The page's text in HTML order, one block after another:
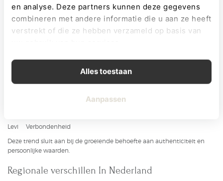
en analyse. Deze partners kunnen deze gegevens
combineren met andere informatie die u aan ze heeft
verstrekt of die ze hebben verzameld op basis van
Alles toestaan
Aanpassen
Duurzaamheid en betekenisvolle namen
Felix
Gelukkig
Levi
Verbondenheid
Deze trend sluit aan bij de groeiende behoefte aan authenticiteit en
persoonlijke waarden.
Regionale verschillen In Nederland